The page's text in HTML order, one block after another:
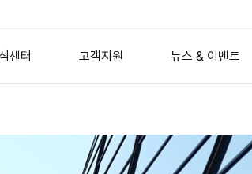
Imaging
AFM 전용 포
센터 고객지원
Nano Standard Samples
뉴스 & 이벤트
이벤트